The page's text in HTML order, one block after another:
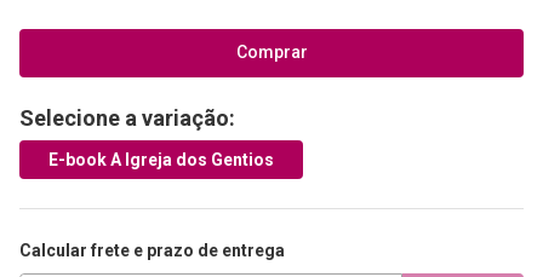
Comprar
Selecione a variação:
E-book A Igreja dos Gentios
Calcular frete e prazo de entrega